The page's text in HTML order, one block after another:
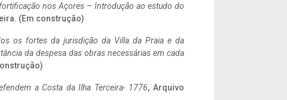
nos Açores – Introdução ao estudo do
(Em construção)
os fortes da jurisdição da Villa da Praia e da
da despesa das obras necessárias em cada
a Costa da Ilha Terceira- 1776, Arquivo